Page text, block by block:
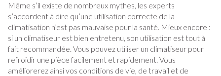
Même s’il existe de nombreux mythes, les experts
s’accordent à dire qu’une utilisation correcte de la
climatisation n’est pas mauvaise pour la santé. Mieux encore :
si un climatiseur est bien entretenu, son utilisation est tout à
fait recommandée. Vous pouvez utiliser un climatiseur pour
refroidir une pièce facilement et rapidement. Vous
améliorerez ainsi vos conditions de vie, de travail et de